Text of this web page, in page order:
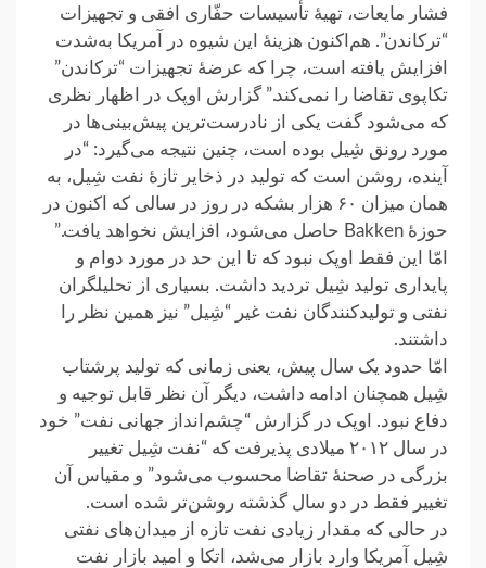
فشار مایعات، تهیهٔ تأسیسات حفّاری افقی و تجهیزات
“ترکاندن”. هم‌اکنون هزینهٔ این شیوه در آمریکا به‌شدت
افزایش یافته است، چرا که عرضهٔ تجهیزات “ترکاندن”
تکاپوی تقاضا را نمی‌کند.” گزارش اوپک در اظهار نظری
که می‌شود گفت یکی از نادرست‌ترین پیش‌بینی‌ها در
مورد رونق شِیل بوده است، چنین نتیجه می‌گیرد: “در
آینده، روشن است که تولید در ذخایر تازهٔ نفت شِیل، به
همان میزان ۶۰ هزار بشکه در روز در سالی که اکنون در
حوزهٔ Bakken حاصل می‌شود، افزایش نخواهد یافت.”
امّا این فقط اوپک نبود که تا این حد در مورد دوام و
پایداری تولید شِیل تردید داشت. بسیاری از تحلیلگران
نفتی و تولیدکنندگان نفت غیر “شِیل” نیز همین نظر را
داشتند.
امّا حدود یک سال پیش، یعنی زمانی که تولید پرشتاب
شِیل همچنان ادامه داشت، دیگر آن نظر قابل توجیه و
دفاع نبود. اوپک در گزارش “چشم‌انداز جهانی نفت” خود
در سال ۲۰۱۲ میلادی پذیرفت که “نفت شِیل تغییر
بزرگی در صحنهٔ تقاضا محسوب می‌شود” و مقیاس آن
تغییر فقط در دو سال گذشته روشن‌تر شده است.
در حالی که مقدار زیادی نفت تازه از میدان‌های نفتی
شِیل آمریکا وارد بازار می‌شد، اتکا و امید بازار نفت